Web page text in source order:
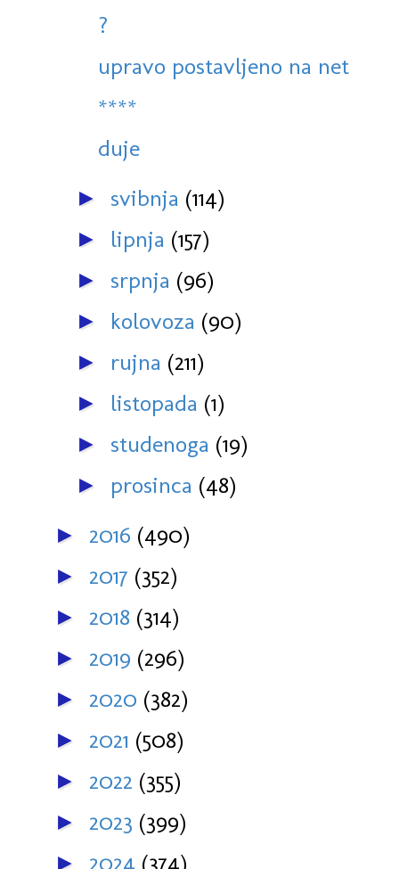
?
upravo postavljeno na net
****
duje
► svibnja (114)
► lipnja (157)
► srpnja (96)
► kolovoza (90)
► rujna (211)
► listopada (1)
► studenoga (19)
► prosinca (48)
► 2016 (490)
► 2017 (352)
► 2018 (314)
► 2019 (296)
► 2020 (382)
► 2021 (508)
► 2022 (355)
► 2023 (399)
► 2024 (374)